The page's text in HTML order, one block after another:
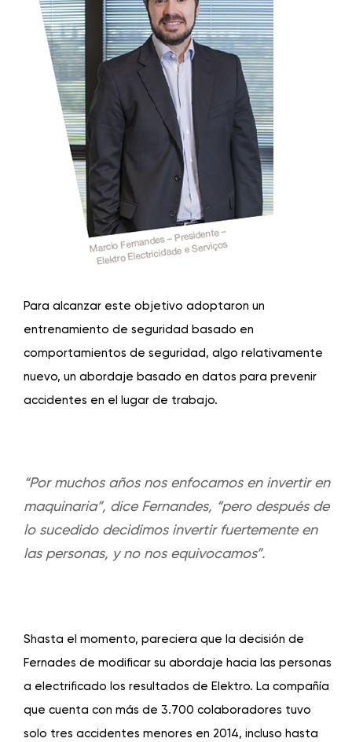
Para alcanzar este objetivo adoptaron un
entrenamiento de seguridad basado en
comportamientos de seguridad, algo relativamente
nuevo, un abordaje basado en datos para prevenir
accidentes en el lugar de trabajo.
“Por muchos años nos enfocamos en invertir en
maquinaria”, dice Fernandes, “pero después de
lo sucedido decidimos invertir fuertemente en
las personas, y no nos equivocamos”.
Shasta el momento, pareciera que la decisión de
Fernades de modificar su abordaje hacia las personas
a electrificado los resultados de Elektro. La compañía
que cuenta con más de 3.700 colaboradores tuvo
solo tres accidentes menores en 2014, incluso hasta